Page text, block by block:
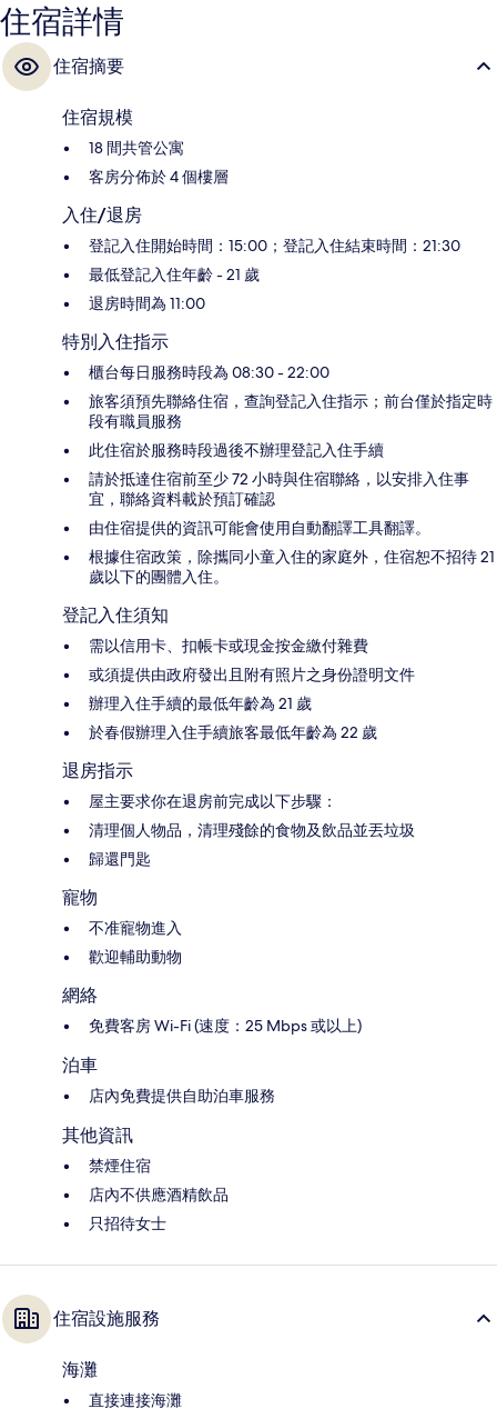
住宿詳情
住宿摘要
住宿規模
18 間共管公寓
客房分佈於 4 個樓層
入住/退房
登記入住開始時間：15:00；登記入住結束時間：21:30
最低登記入住年齡 - 21 歲
退房時間為 11:00
特別入住指示
櫃台每日服務時段為 08:30 - 22:00
旅客須預先聯絡住宿，查詢登記入住指示；前台僅於指定時
段有職員服務
此住宿於服務時段過後不辦理登記入住手續
請於抵達住宿前至少 72 小時與住宿聯絡，以安排入住事
宜，聯絡資料載於預訂確認
由住宿提供的資訊可能會使用自動翻譯工具翻譯。
根據住宿政策，除攜同小童入住的家庭外，住宿恕不招待 21
歲以下的團體入住。
登記入住須知
需以信用卡、扣帳卡或現金按金繳付雜費
或須提供由政府發出且附有照片之身份證明文件
辦理入住手續的最低年齡為 21 歲
於春假辦理入住手續旅客最低年齡為 22 歲
退房指示
屋主要求你在退房前完成以下步驟：
清理個人物品，清理殘餘的食物及飲品並丟垃圾
歸還門匙
寵物
不准寵物進入
歡迎輔助動物
網絡
免費客房 Wi-Fi (速度：25 Mbps 或以上)
泊車
店內免費提供自助泊車服務
其他資訊
禁煙住宿
店內不供應酒精飲品
只招待女士
住宿設施服務
海灘
直接連接海灘